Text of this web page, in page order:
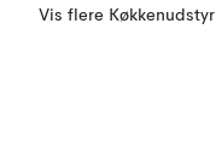
Vis flere Køkkenudstyr